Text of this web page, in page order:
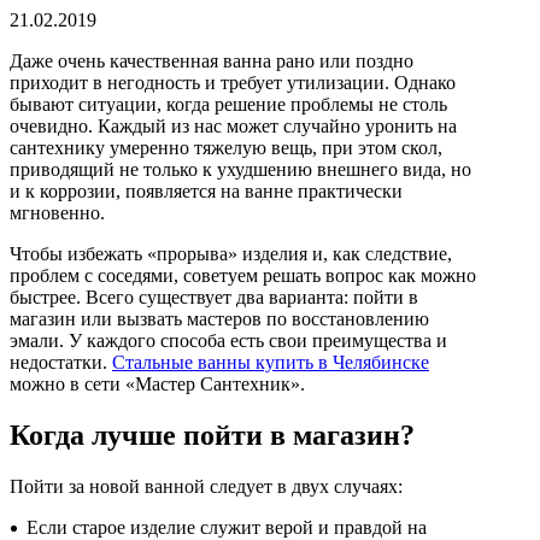
21.02.2019
Даже очень качественная ванна рано или поздно
приходит в негодность и требует утилизации. Однако
бывают ситуации, когда решение проблемы не столь
очевидно. Каждый из нас может случайно уронить на
сантехнику умеренно тяжелую вещь, при этом скол,
приводящий не только к ухудшению внешнего вида, но
и к коррозии, появляется на ванне практически
мгновенно.
Чтобы избежать «прорыва» изделия и, как следствие,
проблем с соседями, советуем решать вопрос как можно
быстрее. Всего существует два варианта: пойти в
магазин или вызвать мастеров по восстановлению
эмали. У каждого способа есть свои преимущества и
недостатки. Стальные ванны купить в Челябинске
можно в сети «Мастер Сантехник».
Когда лучше пойти в магазин?
Пойти за новой ванной следует в двух случаях:
Если старое изделие служит верой и правдой на
Алюминиевые радиаторы отопления
Биметаллические радиаторы отопления
Развернуть(4)
Раковины в ванную комнату
Кронштейны для раковины
Пьедестал для раковин в ванную
Ревизионные люки
СЕРИЯ АРРЗ Аллюминиевый.выталкивающий
механизм(открытие нажатием). регулируемый
СЕРИЯ ЛН (скрытый)
Развернуть(1)
Сифоны и сливы
Гофрированные трубы для сифонов